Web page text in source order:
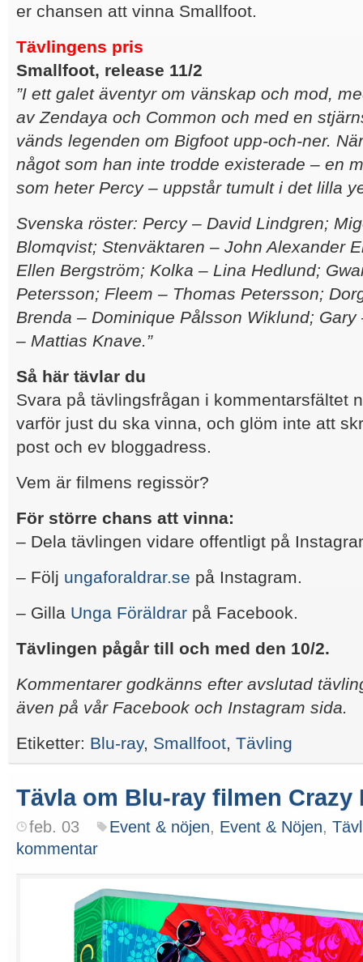
er chansen att vinna Smallfoot.
Tävlingens pris
Smallfoot, release 11/2
”I ett galet äventyr om vänskap och mod,
av Zendaya och Common och med en
vänds legenden om Bigfoot upp-och-ner.
något som han inte trodde existerade – en
som heter Percy – uppstår tumult i det lilla
Svenska röster: Percy – David Lindgren;
Blomqvist; Stenväktaren – John Alexander
Ellen Bergström; Kolka – Lina Hedlund;
Petersson; Fleem – Thomas Petersson;
Brenda – Dominique Pålsson Wiklund;
– Mattias Knave.”
Så här tävlar du
Svara på tävlingsfrågan i kommentarsfältet
varför just du ska vinna, och glöm inte att
post och ev bloggadress.
Vem är filmens regissör?
För större chans att vinna:
– Dela tävlingen vidare offentligt på
– Följ ungaforaldrar.se på Instagram.
– Gilla Unga Föräldrar på Facebook.
Tävlingen pågår till och med den 10/2.
Kommentarer godkänns efter avslutad
även på vår Facebook och Instagram sida.
Etiketter: Blu-ray, Smallfoot, Tävling
Tävla om Blu-ray filmen Crazy
feb. 03 Event & nöjen, Event & Nöjen,
kommentar